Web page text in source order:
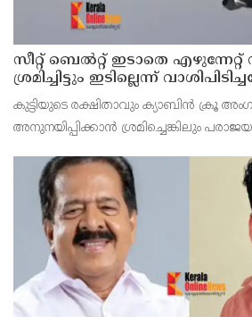
സീറ്റ് ബെല്‍റ്റ് ഇടാതെ എഴുന്നേറ്റ്
ശ്രമിച്ചിട്ടും ഇടില്ലെന്ന്
റദ്ദാക്കി
കുട്ടിയുടെ രക്ഷിതാവും ക്യാബിന്‍ ക്രൂ
അനുനയിപ്പിക്കാന്‍ ശ്രമിച്ചെങ്കിലും